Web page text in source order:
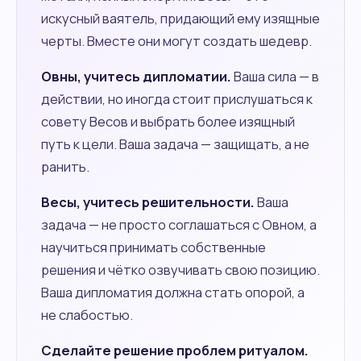
искусный ваятель, придающий ему изящные
черты. Вместе они могут создать шедевр.
Овны, учитесь дипломатии.Ваша сила — в
действии, но иногда стоит прислушаться к
совету Весов и выбрать более изящный
путь к цели. Ваша задача — защищать, а не
ранить.
Весы, учитесь решительности.Ваша
задача — не просто соглашаться с Овном, а
научиться принимать собственные
решения и чётко озвучивать свою позицию.
Ваша дипломатия должна стать опорой, а
не слабостью.
Сделайте решение проблем ритуалом.